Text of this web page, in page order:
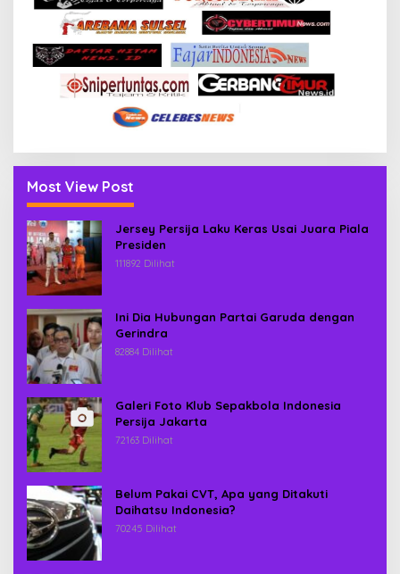
Most View Post
Jersey Persija Laku Keras Usai Juara Piala
Presiden
111892 Dilihat
Ini Dia Hubungan Partai Garuda dengan
Gerindra
82884 Dilihat
Galeri Foto Klub Sepakbola Indonesia
Persija Jakarta
72163 Dilihat
Belum Pakai CVT, Apa yang Ditakuti
Daihatsu Indonesia?
70245 Dilihat